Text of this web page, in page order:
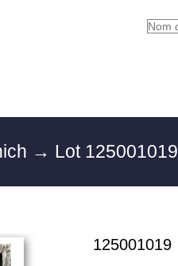
→ Lot 125001019
125001019